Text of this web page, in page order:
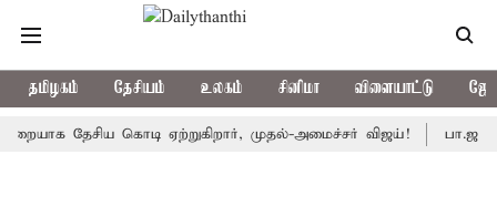
தமிழகம் தேசியம் உலகம் சினிமா விளையாட்டு
தேசிய கொடி ஏற்றுகிறார், முதல்-அமைச்சர் விஜய்! பா.ஜ.க.வை